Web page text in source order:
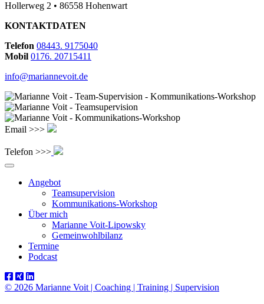
Hollerweg 2 • 86558 Hohenwart
KONTAKTDATEN
Telefon 08443. 9175040
Mobil 0176. 20715411
info@mariannevoit.de
Email >>>
Telefon >>>
Angebot
Teamsupervision
Kommunikations-Workshop
Über mich
Marianne Voit-Lipowsky
Gemeinwohlbilanz
Termine
Podcast
© 2026 Marianne Voit | Coaching | Training | Supervision